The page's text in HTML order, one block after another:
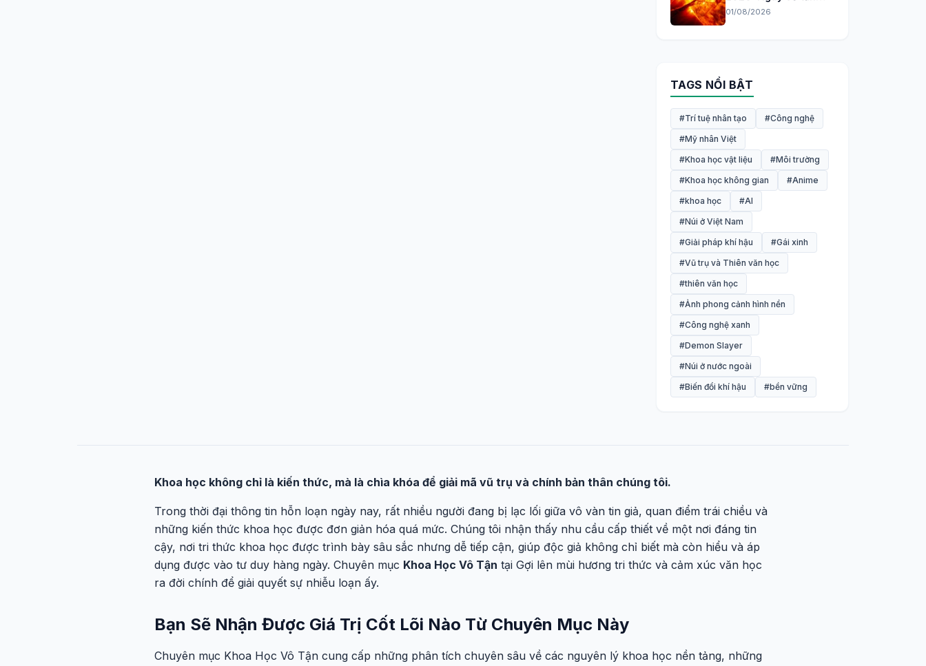
công Trái đất và cách
01/08/2026
TAGS NỔI BẬT
#Trí tuệ nhân tạo
#Công nghệ
#Mỹ nhân Việt
#Khoa học vật liệu
#Môi trường
#Khoa học không gian
#Anime
#khoa học
#AI
#Núi ở Việt Nam
#Giải pháp khí hậu
#Gái xinh
#Vũ trụ và Thiên văn học
#thiên văn học
#Ảnh phong cảnh hình nền
#Công nghệ xanh
#Demon Slayer
#Núi ở nước ngoài
#Biến đổi khí hậu
#bền vững
Khoa học không chỉ là kiến thức, mà là chìa khóa để giải mã vũ trụ và chính bản thân chúng tôi.
Trong thời đại thông tin hỗn loạn ngày nay, rất nhiều người đang bị lạc lối giữa vô vàn tin giả, quan điểm trái chiều và
những kiến thức khoa học được đơn giản hóa quá mức. Chúng tôi nhận thấy nhu cầu cấp thiết về một nơi đáng tin
cậy, nơi tri thức khoa học được trình bày sâu sắc nhưng dễ tiếp cận, giúp độc giả không chỉ biết mà còn hiểu và áp
dụng được vào tư duy hàng ngày. Chuyên mục Khoa Học Vô Tận tại Gợi lên mùi hương tri thức và cảm xúc văn học
ra đời chính để giải quyết sự nhiễu loạn ấy.
Bạn Sẽ Nhận Được Giá Trị Cốt Lõi Nào Từ Chuyên Mục Này
Chuyên mục Khoa Học Vô Tận cung cấp những phân tích chuyên sâu về các nguyên lý khoa học nền tảng, những